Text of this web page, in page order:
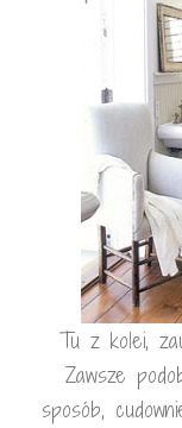
Tu z kolei,
Zawsze
sposób,